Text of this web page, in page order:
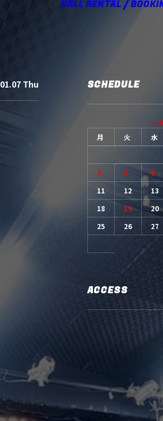
HALL RENTAL /
01.07 Thu SCHEDULE
« 12
月
火 水
4
5 6
11
12 13
18
19 20
25
26 27
ACCESS